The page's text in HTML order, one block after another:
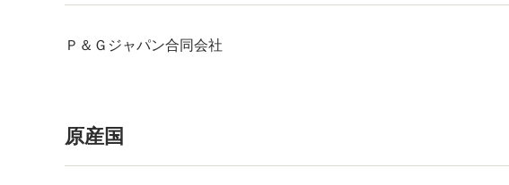
Ｐ＆Ｇジャパン合同会社
原産国